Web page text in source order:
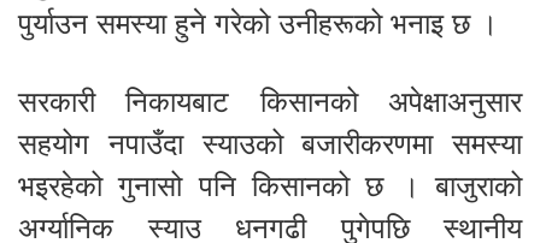
पुर्याउन समस्या हुने गरेको उनीहरूको भनाइ छ ।
सरकारी निकायबाट किसानको अपेक्षाअनुसार
सहयोग नपाउँदा स्याउको बजारीकरणमा समस्या
भइरहेको गुनासो पनि किसानको छ । बाजुराको
अर्ग्यानिक स्याउ धनगढी पुगेपछि स्थानीय